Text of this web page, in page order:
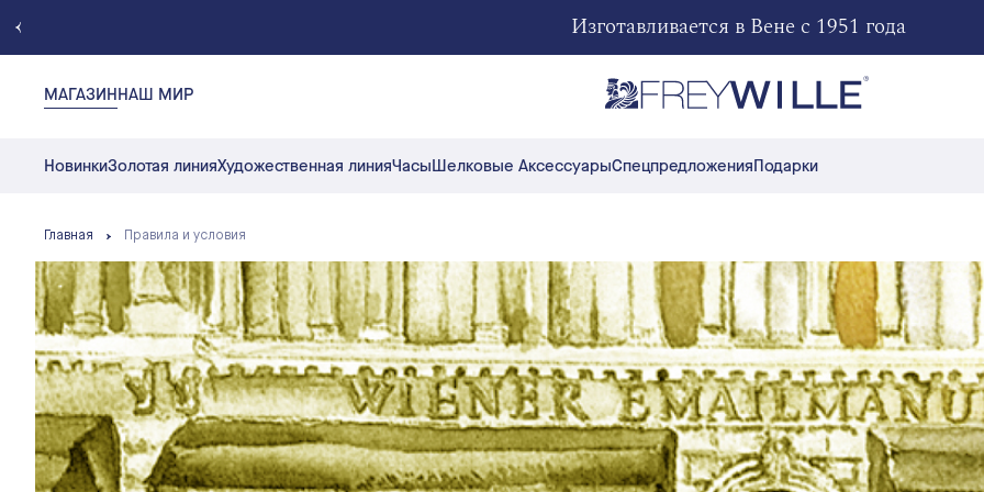
Изготавливается в Вене с 1951 года
МАГАЗИННАШ МИР
НовинкиЗолотая линияХудожественная линияЧасыШелковые АксессуарыСпецпредложенияПодарки
Главная Правила и условия